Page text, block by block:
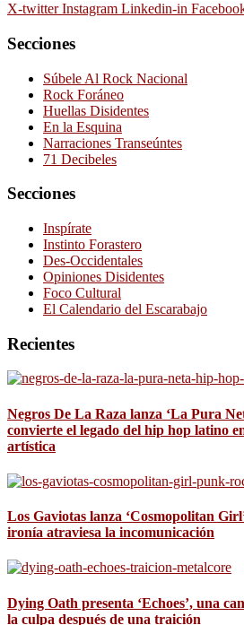
X-twitter Instagram Linkedin-in
Secciones
Súbele Al Rock Nacional
Rock Foráneo
Huellas Disidentes
En la Esquina
Narraciones Transeúntes
71 Decibeles
Secciones
Inspírate
Instinto Forastero
Des-Occidentales
Opiniones Disidentes
Foco Cultural
El Calendario del Escarabajo
Recientes
Negros De La Raza lanza ‘La Pura
convierte el legado del hip hop latino
artística
Los Gaviotas lanza ‘Cosmopolitan
ironía atraviesa la incomunicación
Dying Oath presenta ‘Echoes’, una
la culpa después de una traición